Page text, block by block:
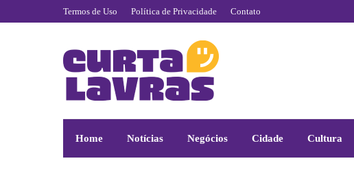
Termos de Uso Política de Privacidade Contato
Home Notícias Negócios Cidade Cultura